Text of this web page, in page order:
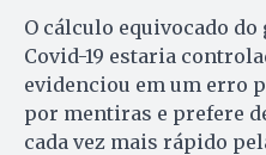
O cálculo equivocado do
Covid-19 estaria
evidenciou em um erro
por mentiras e prefere
cada vez mais rápido